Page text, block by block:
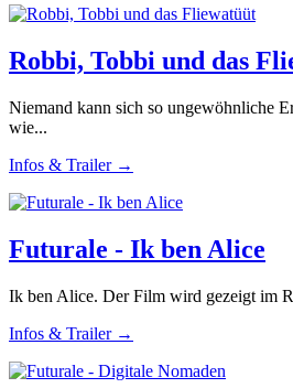
Robbi, Tobbi und das
Niemand kann sich so ungewöhnliche
wie...
Infos & Trailer →
Futurale - Ik ben Alice
Ik ben Alice. Der Film wird gezeigt im
Infos & Trailer →